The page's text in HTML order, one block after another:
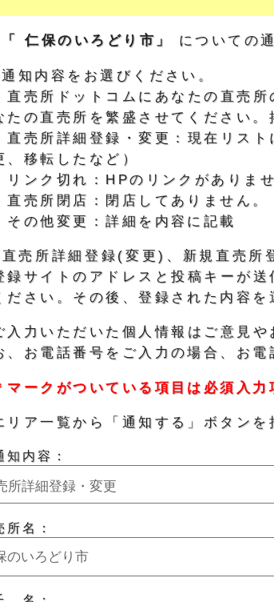
仁保のいろどり市」 についての
知内容をお選びください。
直売所ドットコムにあなたの直売
たの直売所を繁盛させてください。
直売所詳細登録・変更：現在リス
、移転したなど）
リンク切れ：HPのリンクがありませ
直売所閉店：閉店してありません。
その他変更：詳細を内容に記載
売所詳細登録(変更)、新規直売所
録サイトのアドレスと投稿キーが
ださい。その後、登録された内容
入力いただいた個人情報はご意見
、お電話番号をご入力の場合、お
マークがついている項目は必須入力
リア一覧から「通知する」ボタン
知内容：
所名：